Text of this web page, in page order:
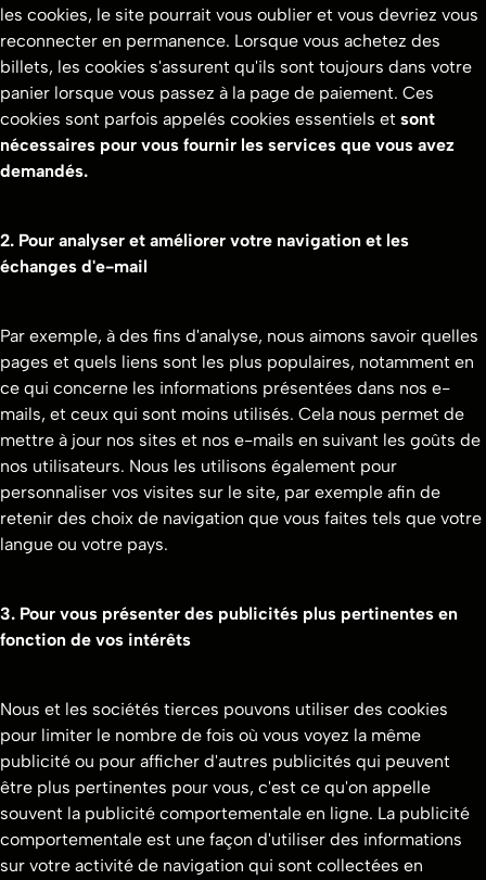
les cookies, le site pourrait vous oublier et vous devriez vous
reconnecter en permanence. Lorsque vous achetez des
billets, les cookies s'assurent qu'ils sont toujours dans votre
panier lorsque vous passez à la page de paiement. Ces
cookies sont parfois appelés cookies essentiels et sont
nécessaires pour vous fournir les services que vous avez
demandés.
2. Pour analyser et améliorer votre navigation et les
échanges d'e-mail
Par exemple, à des fins d'analyse, nous aimons savoir quelles
pages et quels liens sont les plus populaires, notamment en
ce qui concerne les informations présentées dans nos e-
mails, et ceux qui sont moins utilisés. Cela nous permet de
mettre à jour nos sites et nos e-mails en suivant les goûts de
nos utilisateurs. Nous les utilisons également pour
personnaliser vos visites sur le site, par exemple afin de
retenir des choix de navigation que vous faites tels que votre
langue ou votre pays.
3. Pour vous présenter des publicités plus pertinentes en
fonction de vos intérêts
Nous et les sociétés tierces pouvons utiliser des cookies
pour limiter le nombre de fois où vous voyez la même
publicité ou pour afficher d'autres publicités qui peuvent
être plus pertinentes pour vous, c'est ce qu'on appelle
souvent la publicité comportementale en ligne. La publicité
comportementale est une façon d'utiliser des informations
sur votre activité de navigation qui sont collectées en